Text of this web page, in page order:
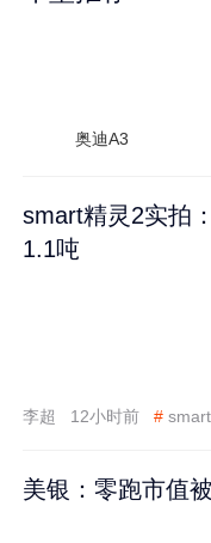
奥迪A3
smart精灵2实拍
1.1吨
李超 12小时前 #
美银：零跑市值